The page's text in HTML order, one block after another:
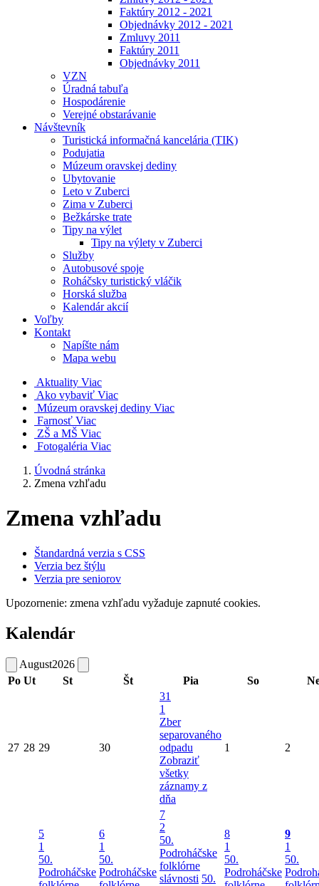
Faktúry 2012 - 2021
Objednávky 2012 - 2021
Zmluvy 2011
Faktúry 2011
Objednávky 2011
VZN
Úradná tabuľa
Hospodárenie
Verejné obstarávanie
Návštevník
Turistická informačná kancelária (TIK)
Podujatia
Múzeum oravskej dediny
Ubytovanie
Leto v Zuberci
Zima v Zuberci
Bežkárske trate
Tipy na výlet
Tipy na výlety v Zuberci
Služby
Autobusové spoje
Roháčsky turistický vláčik
Horská služba
Kalendár akcií
Voľby
Kontakt
Napíšte nám
Mapa webu
Aktuality Viac
Ako vybaviť Viac
Múzeum oravskej dediny Viac
Farnosť Viac
ZŠ a MŠ Viac
Fotogaléria Viac
Úvodná stránka
Zmena vzhľadu
Zmena vzhľadu
Štandardná verzia s CSS
Verzia bez štýlu
Verzia pre seniorov
Upozornenie: zmena vzhľadu vyžaduje zapnuté cookies.
Kalendár
August2026
Po Ut St Št Pia So
27 28 29 30
31
1
Zber
separovaného
odpadu
Zobraziť
všetky
záznamy z
dňa
1 2
5
1
50.
Podroháčske
6
1
50.
Podroháčske
7
2
50.
Podroháčske
folklórne
slávnosti 50.
8
1
50.
Podroháčske
9
1
50.